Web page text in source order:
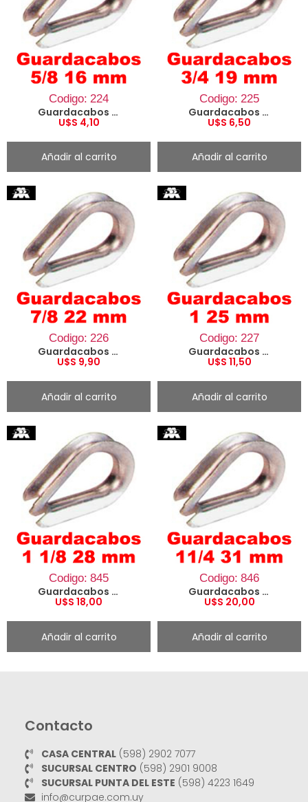
Codigo: 224
Guardacabos 5/8 16 mm
U$S 4,10
Añadir al carrito
Codigo: 225
Guardacabos 3/4 19 mm
U$S 6,50
Añadir al carrito
Codigo: 226
Guardacabos 7/8 22 mm
U$S 9,90
Añadir al carrito
Codigo: 227
Guardacabos 1 25 mm
U$S 11,50
Añadir al carrito
Codigo: 845
Guardacabos 1 1/8 28 mm
U$S 18,00
Añadir al carrito
Codigo: 846
Guardacabos 11/4 31 mm
U$S 20,00
Añadir al carrito
Contacto
CASA CENTRAL(598) 2902 7077
SUCURSAL CENTRO (598) 2901 9008
SUCURSAL PUNTA DEL ESTE (598) 4223 1649
info@curpae.com.uy